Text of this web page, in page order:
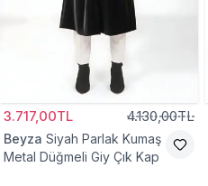
3.717,00TL 4.130,00TL
Beyza Siyah Parlak Kumaş
Metal Düğmeli Giy Çık Kap